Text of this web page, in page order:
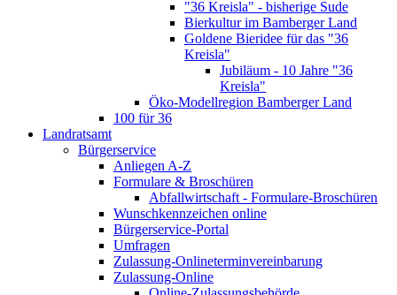
"36 Kreisla" - bisherige Sude
Bierkultur im Bamberger Land
Goldene Bieridee für das "36
Kreisla"
Jubiläum - 10 Jahre "36
Kreisla"
Öko-Modellregion Bamberger Land
100 für 36
Landratsamt
Bürgerservice
Anliegen A-Z
Formulare & Broschüren
Abfallwirtschaft - Formulare-Broschüren
Wunschkennzeichen online
Bürgerservice-Portal
Umfragen
Zulassung-Onlineterminvereinbarung
Zulassung-Online